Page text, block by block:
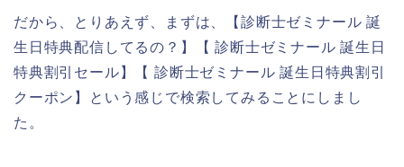
だから、とりあえず、まずは、【診断士ゼミナール 誕
生日特典配信してるの？】【 診断士ゼミナール 誕生日
特典割引セール】【 診断士ゼミナール 誕生日特典割引
クーポン】という感じで検索してみることにしまし
た。